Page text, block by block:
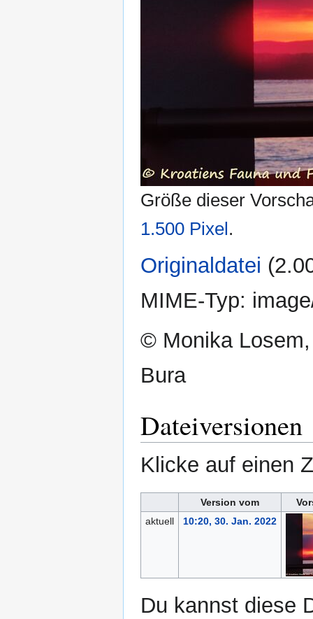
Größe dieser
1.500 Pixel.
Originaldatei
MIME-Typ:
© Monika
Bura
Dateiversionen
Klicke auf einen
Version vom
aktuell
10:20, 30. Jan. 2022
Du kannst diese